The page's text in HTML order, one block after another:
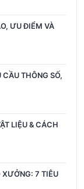
ƯU ĐIỂM VÀ
CẦU THÔNG SỐ,
LIỆU & CÁCH
7 TIÊU